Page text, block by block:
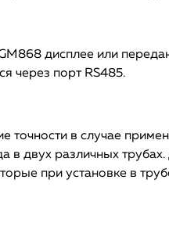
дисплее или
через порт RS485.
точности в случае
в двух различных
при установке в